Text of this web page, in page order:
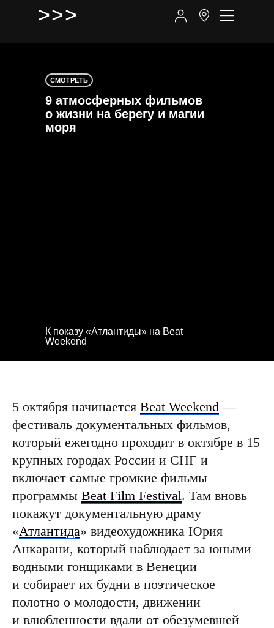
К показу «Атлантиды» на Beat
Weekend
СМОТРЕТЬ
9 атмосферных фильмов
о жизни на берегу и магии
моря
5 октября начинается Beat Weekend —
фестиваль документальных фильмов,
который ежегодно проходит в октябре в 15
крупных городах России и СНГ и
включает самые громкие фильмы
программы Beat Film Festival. Там вновь
покажут документальную драму
«Атлантида» видеохудожника Юрия
Анкарани, который наблюдает за юными
водными гонщиками в Венеции
и собирает их будни в поэтическое
полотно о молодости, движении
и влюбленности вдали от обезумевшей